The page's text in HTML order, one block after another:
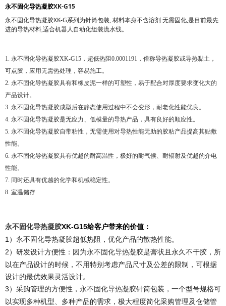
永不固化导热凝胶XK-G15
永不固化导热凝胶XK-G系列为针筒包装, 材料本身不含溶剂 无需固化,是目前最先
进的导热材料,适合机器人自动化组装流水线。
1. 永不固化导热凝胶XK-G15， 超低热阻0.0001191， 俗称导热凝胶或导热黏土，
可点胶， 应用无需热处理，容易施工。
2. 永不固化导热凝胶具有和橡皮泥一样的可塑性，易于配合对厚度要求变化大的
产品设计。
3. 永不固化导热凝胶成型后在静态使用过程中不会变形，耐老化性能优良。
4. 永不固化导热凝胶是无应力、低模量的导热产品，具有良好的顺应性。
5. 永不固化导热凝胶自带粘性，无需使用对导热性能无助的胶粘产品提高其贴敷
性能。
6. 永不固化导热凝胶具有优越的耐高温性，极好的耐气候、耐辐射及优越的介电
性能。
7. 同时还具有优越的化学和机械稳定性。
8. 室温储存
永不固化导热凝胶XK-G15给客户带来的价值：
1） 永不固化导热凝胶超低热阻，优化产品的散热性能。
2）研发设计方便性：因为永不固化导热凝胶是膏状且永久不干胶，所
以在产品设计的时候，不用特别考虑产品尺寸及公差的限制，可根据
设计的最优效果灵活设计。
3）采购管理的方便性， 永不固化导热凝胶针筒包装，一个型号规格可
以实现多种机型、多种产品的需求，极大程度简化采购管理及仓储管